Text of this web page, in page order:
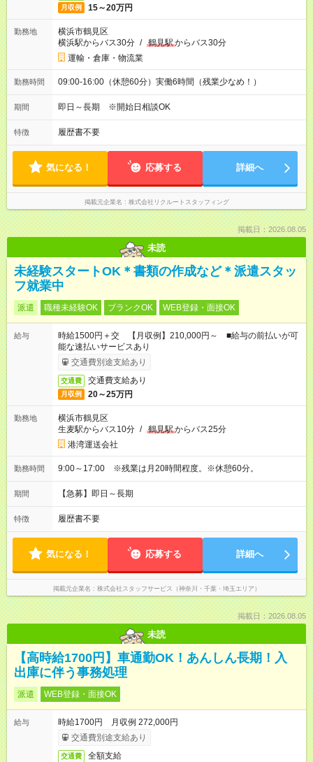
月収例 15～20万円
勤務地
横浜市鶴見区
横浜駅からバス30分 / 鶴見駅からバス30分
運輸・倉庫・物流業
勤務時間 09:00-16:00（休憩60分）実働6時間（残業少なめ！）
期間 即日～長期 ※開始日相談OK
特徴 履歴書不要
気になる！ 応募する 詳細へ
掲載元企業名 株式会社リクルートスタッフィング
掲載日：2026.08.05
未読
未経験スタートOK＊書類の作成など＊派遣スタッ
フ就業中
派遣 職種未経験OK ブランクOK WEB登録・面接OK
給与
時給1500円＋交 【月収例】210,000円～ ■給与の前払いが可
能な速払いサービスあり
交通費別途支給あり
交通費 交通費支給あり
月収例 20～25万円
勤務地
横浜市鶴見区
生麦駅からバス10分 / 鶴見駅からバス25分
港湾運送会社
勤務時間 9:00～17:00 ※残業は月20時間程度。※休憩60分。
期間 【急募】即日～長期
特徴 履歴書不要
気になる！ 応募する 詳細へ
掲載元企業名 株式会社スタッフサービス（神奈川・千葉・埼玉エリア）
掲載日：2026.08.05
未読
【高時給1700円】車通勤OK！あんしん長期！入
出庫に伴う事務処理
派遣 WEB登録・面接OK
給与
時給1700円 月収例 272,000円
交通費別途支給あり
交通費 全額支給